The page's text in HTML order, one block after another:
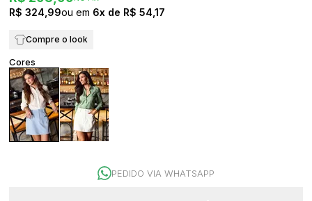
R$ 324,99 6x R$ 54,17
Compre o look
PEDIDO VIA WHATSAPP